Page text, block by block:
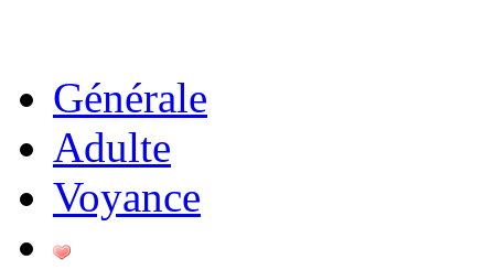
Générale
Adulte
Voyance